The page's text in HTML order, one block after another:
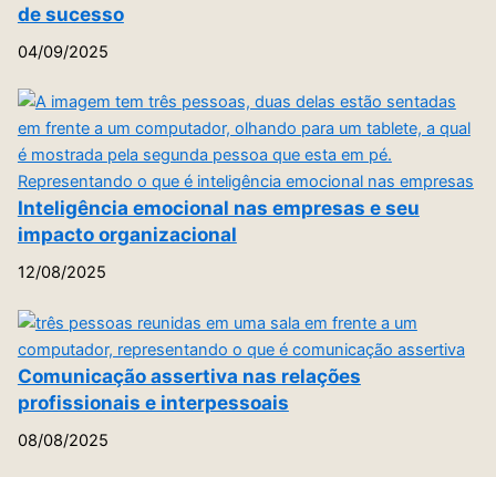
de sucesso
04/09/2025
Inteligência emocional nas empresas e seu
impacto organizacional
12/08/2025
Comunicação assertiva nas relações
profissionais e interpessoais
08/08/2025